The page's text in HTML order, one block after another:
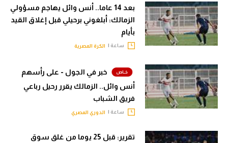
بعد 14 عاما.. أنس وائل يهاجم مسؤولي
الزمالك: أبلغوني برحيلي قبل إغلاق القيد
بأيام
ساعة | الكرة المصرية
خبر في الجول - على رأسهم
أنس وائل.. الزمالك يقرر رحيل رباعي
فريق الشباب
ساعة | الدوري المصري
تقرير: قبل 25 يوما من غلق سوق